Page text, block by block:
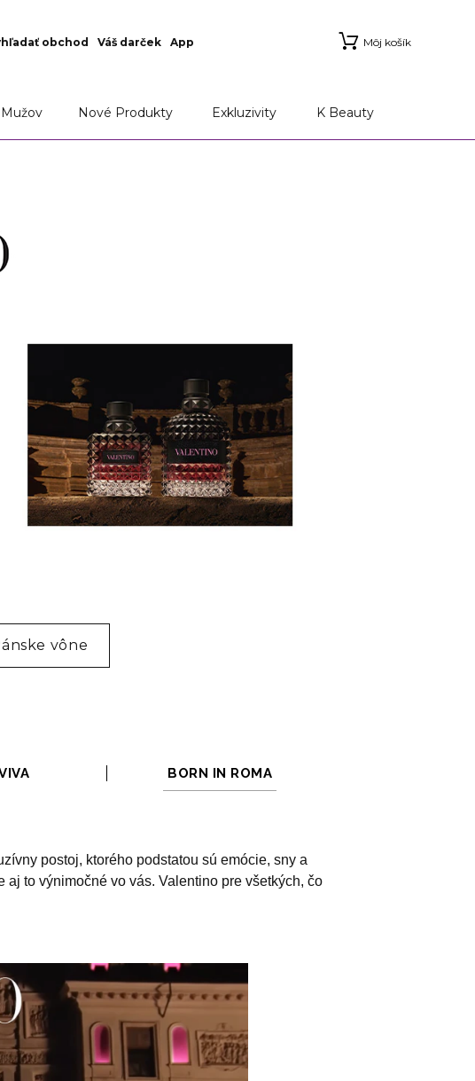
obchod Váš darček App Môj košík
Nové Produkty Exkluzivity K Beauty
vône
BORN IN ROMA
postoj, ktorého podstatou sú emócie, sny a
to výnimočné vo vás. Valentino pre všetkých, čo